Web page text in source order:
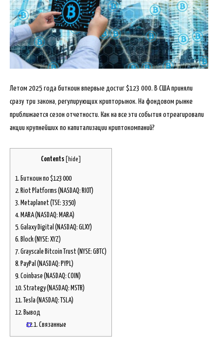
Летом 2025 года биткоин впервые достиг $123 000. В США приняли
сразу три закона, регулирующих крипторынок. На фондовом рынке
приближается сезон отчетности. Как на все эти события отреагировали
акции крупнейших по капитализации криптокомпаний?
Contents hide
1. Биткоин по $123 000
2. Riot Platforms (NASDAQ: RIOT)
3. Metaplanet (TSE: 3350)
4. MARA (NASDAQ: MARA)
5. Galaxy Digital (NASDAQ: GLXY)
6. Block (NYSE: XYZ)
7. Grayscale Bitcoin Trust (NYSE: GBTC)
8. PayPal (NASDAQ: PYPL)
9. Coinbase (NASDAQ: COIN)
10. Strategy (NASDAQ: MSTR)
11. Tesla (NASDAQ: TSLA)
12. Вывод
12.1. Связанные